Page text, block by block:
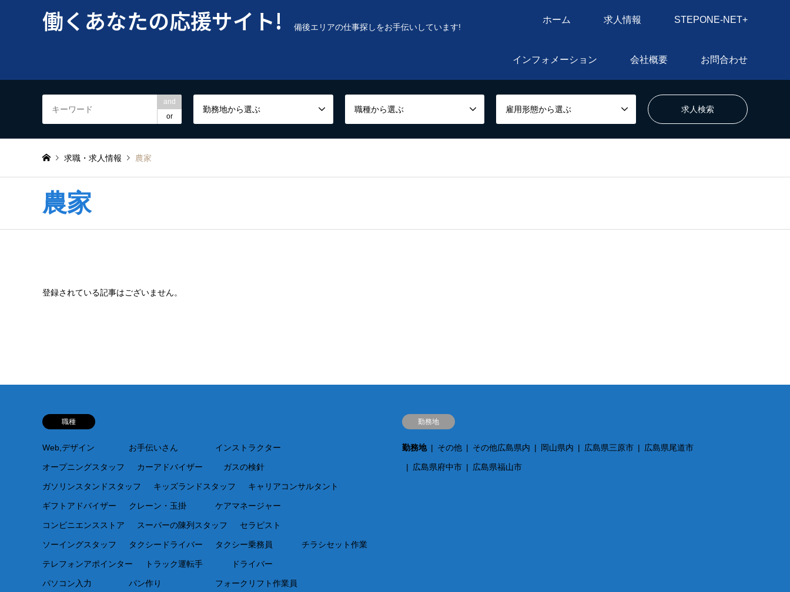
働くあなたの応援サイト! 備後エリアの仕事探しをお手伝いしています!
ホーム 求人情報 STEPONE-NET+
インフォメーション 会社概要 お問合わせ
and
or
勤務地から選ぶ 職種から選ぶ 雇用形態から選ぶ
求職・求人情報 農家
農家
登録されている記事はございません。
職種
Web,デザイン お手伝いさん インストラクター
オープニングスタッフ カーアドバイザー ガスの検針
ガソリンスタンドスタッフ キッズランドスタッフ キャリアコンサルタント
ギフトアドバイザー クレーン・玉掛 ケアマネージャー
コンビニエンスストア スーパーの陳列スタッフ セラピスト
ソーイングスタッフ タクシードライバー タクシー乗務員 チラシセット作業
テレフォンアポインター トラック運転手 ドライバー
パソコン入力 パン作り フォークリフト作業員
勤務地
勤務地 その他 その他広島県内 岡山県内 広島県三原市 広島県尾道市
広島県府中市 広島県福山市